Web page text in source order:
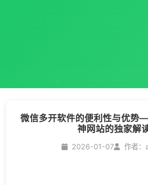
微信多开软件的便利性与优
神网站的独家解
2026-01-07 作者：